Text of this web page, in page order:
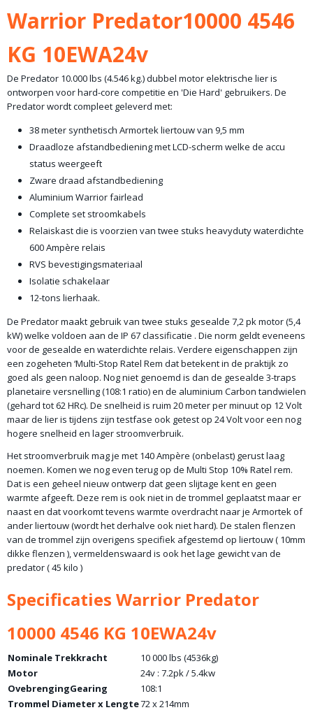
Bruto gewicht
35,00 Kg
Warrior Predator10000 4546
KG 10EWA24v
De Predator 10.000 lbs (4.546 kg.) dubbel motor elektrische lier is
ontworpen voor hard-core competitie en 'Die Hard' gebruikers. De
Predator wordt compleet geleverd met:
38 meter synthetisch Armortek liertouw van 9,5 mm
Draadloze afstandbediening met LCD-scherm welke de accu
status weergeeft
Zware draad afstandbediening
Aluminium Warrior fairlead
Complete set stroomkabels
Relaiskast die is voorzien van twee stuks heavyduty waterdichte
600 Ampère relais
RVS bevestigingsmateriaal
Isolatie schakelaar
12-tons lierhaak.
De Predator maakt gebruik van twee stuks gesealde 7,2 pk motor (5,4
kW) welke voldoen aan de IP 67 classificatie . Die norm geldt eveneens
voor de gesealde en waterdichte relais. Verdere eigenschappen zijn
een zogeheten ‘Multi-Stop Ratel Rem dat betekent in de praktijk zo
goed als geen naloop. Nog niet genoemd is dan de gesealde 3-traps
planetaire versnelling (108:1 ratio) en de aluminium Carbon tandwielen
(gehard tot 62 HRc). De snelheid is ruim 20 meter per minuut op 12 Volt
maar de lier is tijdens zijn testfase ook getest op 24 Volt voor een nog
hogere snelheid en lager stroomverbruik.
Het stroomverbruik mag je met 140 Ampère (onbelast) gerust laag
noemen. Komen we nog even terug op de Multi Stop 10% Ratel rem.
Dat is een geheel nieuw ontwerp dat geen slijtage kent en geen
warmte afgeeft. Deze rem is ook niet in de trommel geplaatst maar er
naast en dat voorkomt tevens warmte overdracht naar je Armortek of
ander liertouw (wordt het derhalve ook niet hard). De stalen flenzen
van de trommel zijn overigens specifiek afgestemd op liertouw ( 10mm
dikke flenzen ), vermeldenswaard is ook het lage gewicht van de
predator ( 45 kilo )
Specificaties Warrior Predator
10000 4546 KG 10EWA24v
Nominale Trekkracht
10 000 lbs (4536kg)
Motor
24v : 7.2pk / 5.4kw
OvebrengingGearing
108:1
Trommel Diameter x Lengte72 x 214mm